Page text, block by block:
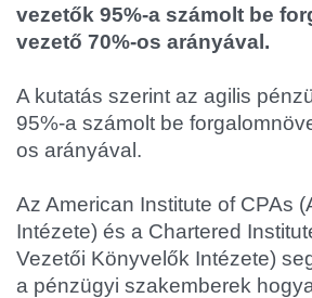
vezetők 95%-a számolt be
vezető 70%-os arányával.
A kutatás szerint az agilis
95%-a számolt be
os arányával.
Az American Institute of CPAs
Intézete) és a Chartered
Vezetői Könyvelők Intézete)
a pénzügyi szakemberek